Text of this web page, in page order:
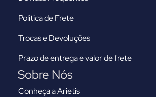
Política de Frete
Trocas e Devoluções
Prazo de entrega e valor de frete
Sobre Nós
Conheça a Arietis